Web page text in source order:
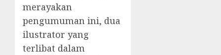
merayakan
pengumuman ini, dua
ilustrator yang
terlibat dalam